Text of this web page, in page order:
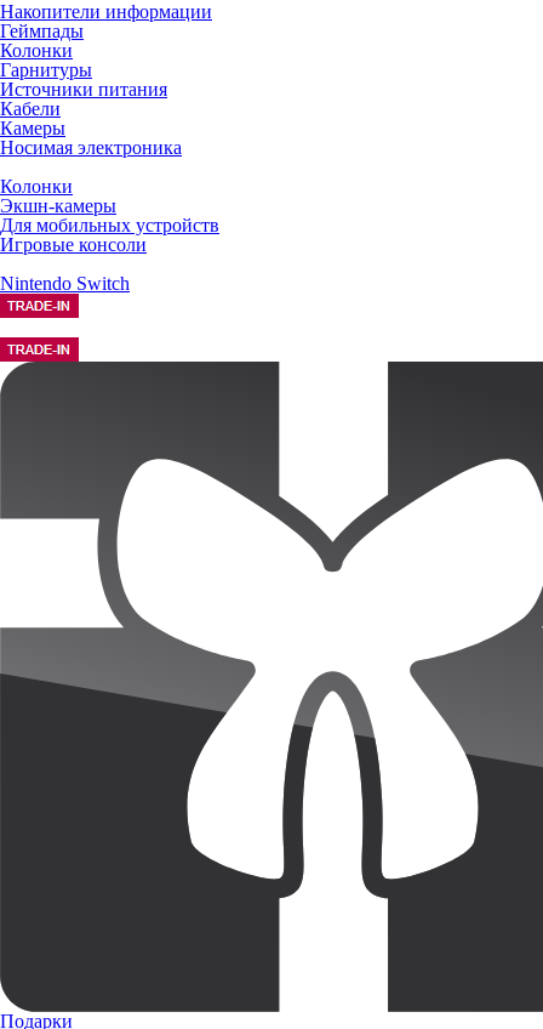
Накопители информации
Геймпады
Колонки
Гарнитуры
Источники питания
Кабели
Камеры
Носимая электроника
Колонки
Экшн-камеры
Для мобильных устройств
Игровые консоли
Nintendo Switch
Подарки